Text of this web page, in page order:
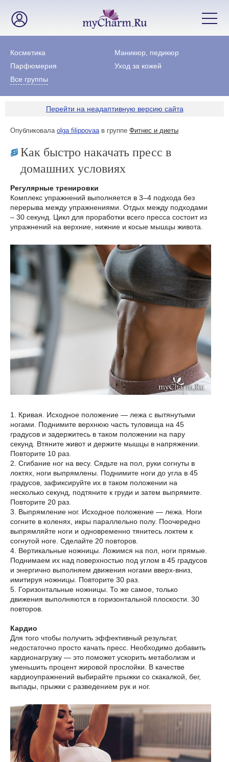
Косметика
Маникюр, педикюр
Парфюмерия
Уход за кожей
Все группы
Перейти на неадаптивную версию сайта
Опубликовала olga filippovaaв группе Фитнес и диеты
Как быстро накачать пресс в
домашних условиях
Регулярные тренировки
Комплекс упражнений выполняется в 3–4 подхода без
перерыва между упражнениями. Отдых между подходами
– 30 секунд. Цикл для проработки всего пресса состоит из
упражнений на верхние, нижние и косые мышцы живота.
1. Кривая. Исходное положение — лежа с вытянутыми
ногами. Поднимите верхнюю часть туловища на 45
градусов и задержитесь в таком положении на пару
секунд. Втяните живот и держите мышцы в напряжении.
Повторите 10 раз.
2. Сгибание ног на весу. Сядьте на пол, руки согнуты в
локтях, ноги выпрямлены. Поднимите ноги до угла в 45
градусов, зафиксируйте их в таком положении на
несколько секунд, подтяните к груди и затем выпрямите.
Повторите 20 раз.
3. Выпрямление ног. Исходное положение — лежа. Ноги
согните в коленях, икры параллельно полу. Поочередно
выпрямляйте ноги и одновременно тянитесь локтем к
согнутой ноге. Сделайте 20 повторов.
4. Вертикальные ножницы. Ложимся на пол, ноги прямые.
Поднимаем их над поверхностью под углом в 45 градусов
и энергично выполняем движения ногами вверх-вниз,
имитируя ножницы. Повторите 30 раз.
5. Горизонтальные ножницы. То же самое, только
движения выполняются в горизонтальной плоскости. 30
повторов.
Кардио
Для того чтобы получить эффективный результат,
недостаточно просто качать пресс. Необходимо добавить
кардионагрузку — это поможет ускорить метаболизм и
уменьшить процент жировой прослойки. В качестве
кардиоупражнений выбирайте прыжки со скакалкой, бег,
выпады, прыжки с разведением рук и ног.